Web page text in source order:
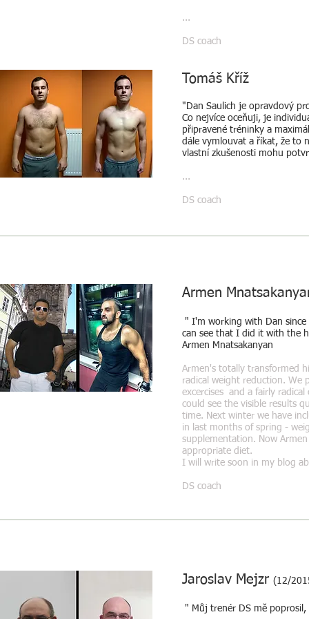
...
DS coach
Tomáš Kříž
"Dan Saulich je opravdový
Co nejvíce oceňuji, je
připravené tréninky a
dále vymlouvat a říkat, že to
vlastní zkušenosti mohu
...
DS coach
Armen
" I'm working with Dan
can see that I did it with the
Armen Mnatsakanyan
Armen's totally transformed
radical weight reduction. We
excercises and a fairly
could see the visible results
time. Next winter we have
in last months of spring -
supplementation. Now
appropriate diet.
I will write soon in my blog
DS coach
Jaroslav Mejzr (12/
" Můj trenér DS mě